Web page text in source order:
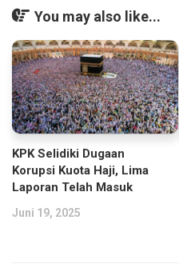
You may also like...
KPK Selidiki Dugaan
Korupsi Kuota Haji, Lima
Laporan Telah Masuk
Juni 19, 2025